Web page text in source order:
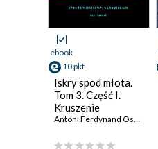
ebook
10 pkt
Iskry spod młota.
Tom 3. Część I.
Kruszenie
kamienia
Antoni Ferdynand Ossendowski